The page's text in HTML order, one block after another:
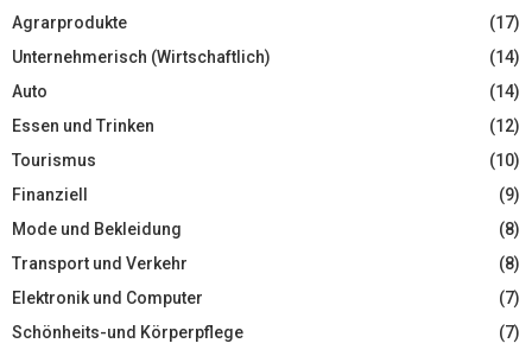
Agrarprodukte
(17)
Unternehmerisch (Wirtschaftlich)
(14)
Auto
(14)
Essen und Trinken
(12)
Tourismus
(10)
Finanziell
(9)
Mode und Bekleidung
(8)
Transport und Verkehr
(8)
Elektronik und Computer
(7)
Schönheits-und Körperpflege
(7)